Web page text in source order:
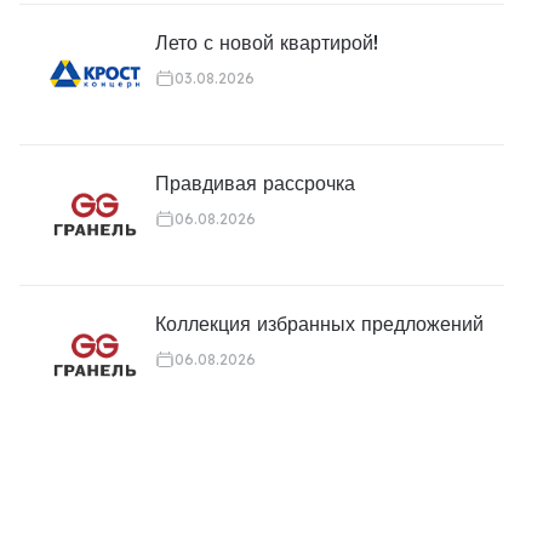
Лето с новой квартирой!
03.08.2026
Правдивая рассрочка
06.08.2026
Коллекция избранных предложений
06.08.2026